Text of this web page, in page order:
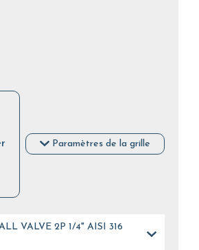
Paramètres de la grille
VALVE 2P 1/4" AISI 316